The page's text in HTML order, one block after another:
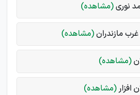
نوری(مشاهده)
مازندران(مشاهده)
(مشاهده)
افزار(مشاهده)